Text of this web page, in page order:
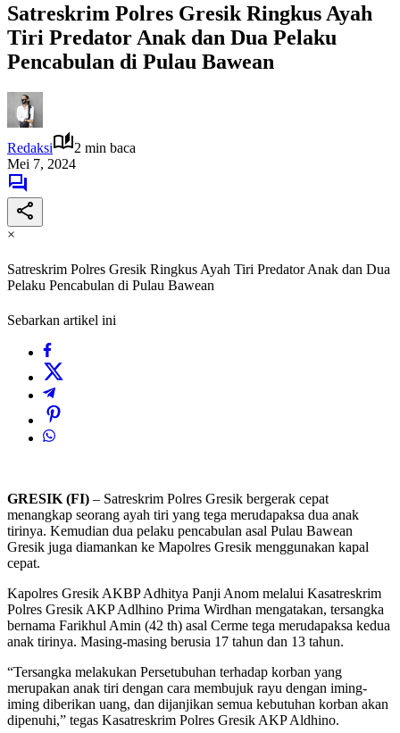
Satreskrim Polres Gresik Ringkus Ayah
Tiri Predator Anak dan Dua Pelaku
Pencabulan di Pulau Bawean
Redaksi
2 min baca
Mei 7, 2024
×
Satreskrim Polres Gresik Ringkus Ayah Tiri Predator Anak dan Dua
Pelaku Pencabulan di Pulau Bawean
Sebarkan artikel ini
GRESIK (FI) – Satreskrim Polres Gresik bergerak cepat
menangkap seorang ayah tiri yang tega merudapaksa dua anak
tirinya. Kemudian dua pelaku pencabulan asal Pulau Bawean
Gresik juga diamankan ke Mapolres Gresik menggunakan kapal
cepat.
Kapolres Gresik AKBP Adhitya Panji Anom melalui Kasatreskrim
Polres Gresik AKP Adlhino Prima Wirdhan mengatakan, tersangka
bernama Farikhul Amin (42 th) asal Cerme tega merudapaksa kedua
anak tirinya. Masing-masing berusia 17 tahun dan 13 tahun.
“Tersangka melakukan Persetubuhan terhadap korban yang
merupakan anak tiri dengan cara membujuk rayu dengan iming-
iming diberikan uang, dan dijanjikan semua kebutuhan korban akan
dipenuhi,” tegas Kasatreskrim Polres Gresik AKP Aldhino.